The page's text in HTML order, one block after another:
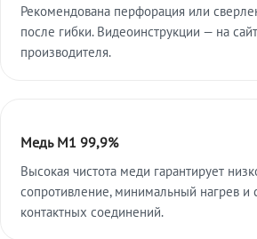
Рекомендована перфорация или
после гибки. Видеоинструкции — на
производителя.
Медь М1 99,9%
Высокая чистота меди гарантирует
сопротивление, минимальный нагрев и
контактных соединений.